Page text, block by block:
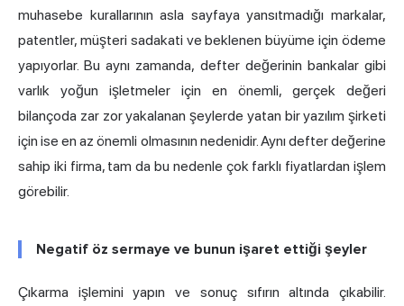
muhasebe kurallarının asla sayfaya yansıtmadığı markalar,
patentler, müşteri sadakati ve beklenen büyüme için ödeme
yapıyorlar. Bu aynı zamanda, defter değerinin bankalar gibi
varlık yoğun işletmeler için en önemli, gerçek değeri
bilançoda zar zor yakalanan şeylerde yatan bir yazılım şirketi
için ise en az önemli olmasının nedenidir. Aynı defter değerine
sahip iki firma, tam da bu nedenle çok farklı fiyatlardan işlem
görebilir.
Negatif öz sermaye ve bunun işaret ettiği şeyler
Çıkarma işlemini yapın ve sonuç sıfırın altında çıkabilir.